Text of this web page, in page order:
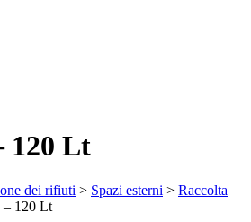
120 Lt
dei rifiuti > Spazi esterni > Raccolta
– 120 Lt